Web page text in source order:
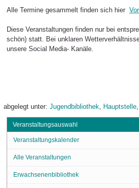
Alle Termine gesammelt finden sich hier
Diese Veranstaltungen finden nur bei
schön) statt. Bei unklaren
unsere Social Media- Kanäle.
abgelegt unter: Jugendbibliothek Hauptstelle
Veranstaltungsauswahl
Veranstaltungskalender
Alle Veranstaltungen
Erwachsenenbibliothek